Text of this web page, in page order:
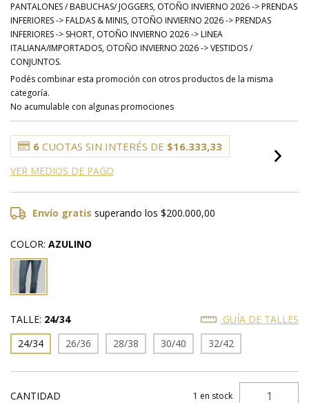
PANTALONES / BABUCHAS/ JOGGERS, OTOÑO INVIERNO 2026 -> PRENDAS
INFERIORES -> FALDAS & MINIS, OTOÑO INVIERNO 2026 -> PRENDAS
INFERIORES -> SHORT, OTOÑO INVIERNO 2026 -> LINEA
ITALIANA/IMPORTADOS, OTOÑO INVIERNO 2026 -> VESTIDOS /
CONJUNTOS.
Podés combinar esta promoción con otros productos de la misma
categoría.
No acumulable con algunas promociones
6 CUOTAS SIN INTERÉS DE $16.333,33
VER MEDIOS DE PAGO
Envío gratis superando los$200.000,00
COLOR: AZULINO
TALLE: 24/34
GUÍA DE TALLES
24/34
26/36 28/38 30/40 32/42
CANTIDAD 1 en stock